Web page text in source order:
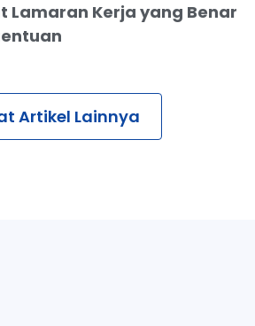
Lamaran Kerja yang Benar
Artikel Lainnya